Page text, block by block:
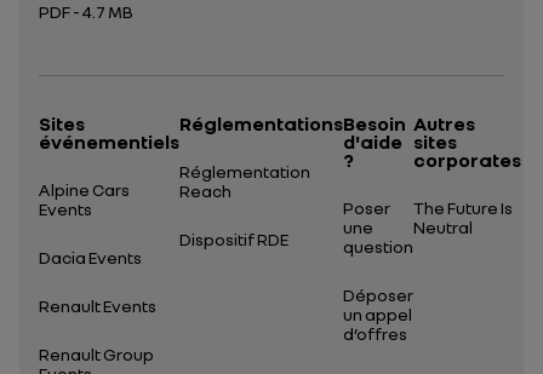
PDF - 4.7 MB
Sites
événementiels
Alpine Cars
Events
Dacia Events
Renault Events
Renault Group
Réglementations
Réglementation
Reach
Dispositif RDE
Besoin
d'aide
?
Poser
une
question
Déposer
un appel
d’offres
Autres
sites
corporates
The Future Is
Neutral